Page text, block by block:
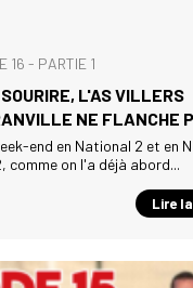
16 - PARTIE 1
L'AS VILLERS
NE FLANCHE
end en National 2 et en
comme on l'a déjà abord...
Lire